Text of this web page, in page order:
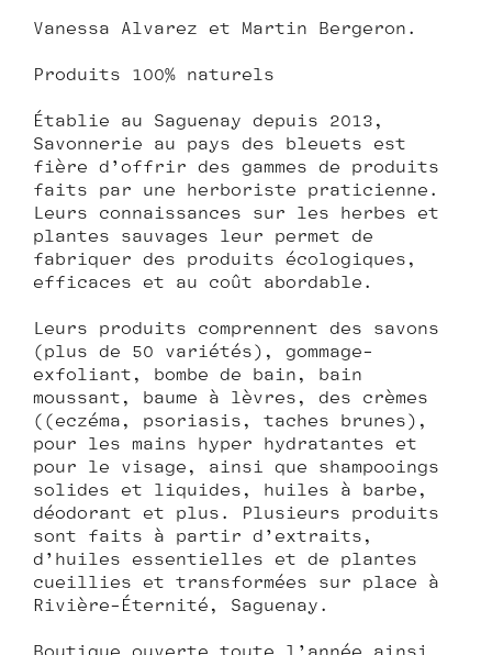
Vanessa Alvarez et Martin Bergeron.
Produits 100% naturels
Établie au Saguenay depuis 2013,
Savonnerie au pays des bleuets est
fière d’offrir des gammes de produits
faits par une herboriste praticienne.
Leurs connaissances sur les herbes et
plantes sauvages leur permet de
fabriquer des produits écologiques,
efficaces et au coût abordable.
Leurs produits comprennent des savons
(plus de 50 variétés), gommage-
exfoliant, bombe de bain, bain
moussant, baume à lèvres, des crèmes
((eczéma, psoriasis, taches brunes),
pour les mains hyper hydratantes et
pour le visage, ainsi que shampooings
solides et liquides, huiles à barbe,
déodorant et plus. Plusieurs produits
sont faits à partir d’extraits,
d’huiles essentielles et de plantes
cueillies et transformées sur place à
Rivière-Éternité, Saguenay.